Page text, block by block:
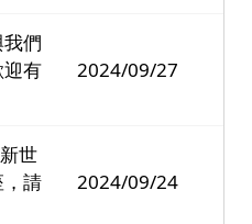
們
有
2024/09/27
世
請
2024/09/24